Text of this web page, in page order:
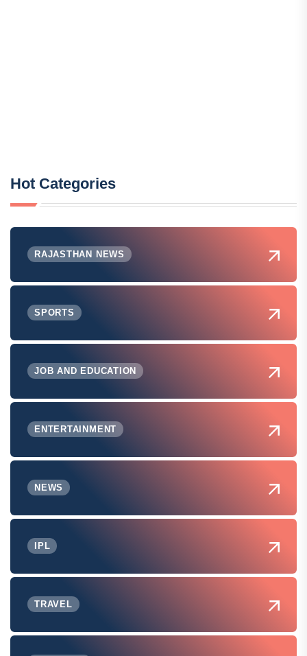
Hot Categories
RAJASTHAN NEWS
SPORTS
JOB AND EDUCATION
ENTERTAINMENT
NEWS
IPL
TRAVEL